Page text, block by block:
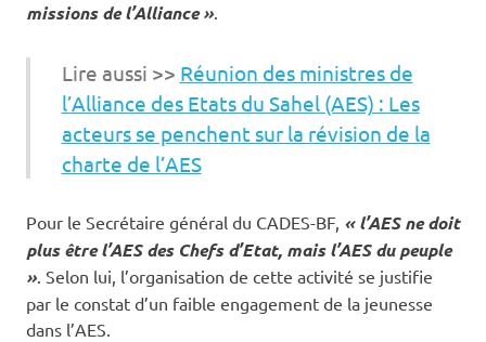
missions de l’Alliance ».
Lire aussi >> Réunion des ministres de
l’Alliance des Etats du Sahel (AES) : Les
acteurs se penchent sur la révision de la
charte de l’AES
Pour le Secrétaire général du CADES-BF, « l’AES ne doit
plus être l’AES des Chefs d’Etat, mais l’AES du peuple
». Selon lui, l’organisation de cette activité se justifie
par le constat d’un faible engagement de la jeunesse
dans l’AES.